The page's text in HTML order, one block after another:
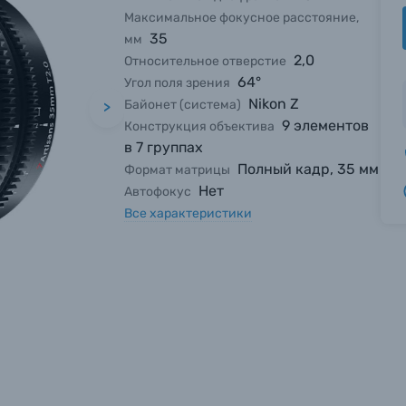
>
Максимальное фокусное расстояние,
мм 35
Относительное отверстие 2,0
Угол поля зрения 64°
Байонет (система) Nikon Z
Конструкция объектива 9 элементов
в 7 группах
Формат матрицы Полный кадр, 35 мм
Автофокус Нет
Все характеристики